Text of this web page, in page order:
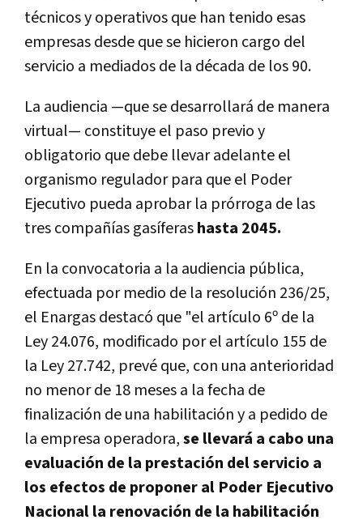
técnicos y operativos que han tenido esas
empresas desde que se hicieron cargo del
servicio a mediados de la década de los 90.
La audiencia —que se desarrollará de manera
virtual— constituye el paso previo y
obligatorio que debe llevar adelante el
organismo regulador para que el Poder
Ejecutivo pueda aprobar la prórroga de las
tres compañías gasíferashasta 2045.
En la convocatoria a la audiencia pública,
efectuada por medio de la resolución 236/25,
el Enargas destacó que "el artículo 6º de la
Ley 24.076, modificado por el artículo 155 de
la Ley 27.742, prevé que, con una anterioridad
no menor de 18 meses a la fecha de
finalización de una habilitación y a pedido de
la empresa operadora,se llevará a cabo una
evaluación de la prestación del servicio a
los efectos de proponer al Poder Ejecutivo
Nacional la renovación de la habilitación